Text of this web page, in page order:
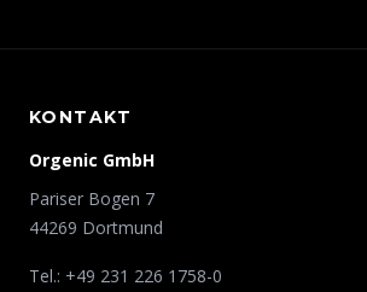
KONTAKT
Orgenic GmbH
Pariser Bogen 7
44269 Dortmund
Tel.: +49 231 226 1758-0